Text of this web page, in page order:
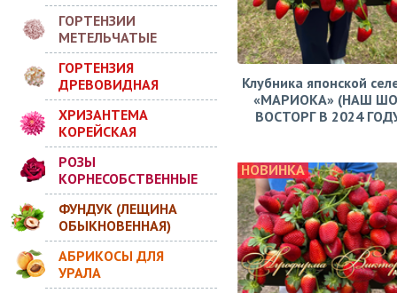
ГОРТЕНЗИИ
МЕТЕЛЬЧАТЫЕ
ГОРТЕНЗИЯ
ДРЕВОВИДНАЯ
ХРИЗАНТЕМА
КОРЕЙСКАЯ
РОЗЫ
КОРНЕСОБСТВЕННЫЕ
ФУНДУК (ЛЕЩИНА
ОБЫКНОВЕННАЯ)
АБРИКОСЫ ДЛЯ
УРАЛА
Клубника японской
«МАРИОКА» (НАШ
ВОСТОРГ В 2024
НОВИНКА